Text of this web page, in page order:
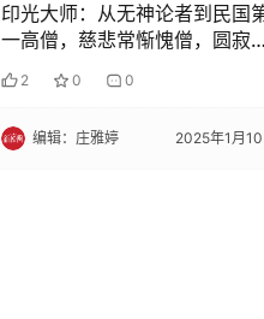
印光大师：从无神论者到民国
一高僧，慈悲常惭愧僧，圆寂
舍利子如莲花！
2 0 0
编辑：庄雅婷 2025年1月